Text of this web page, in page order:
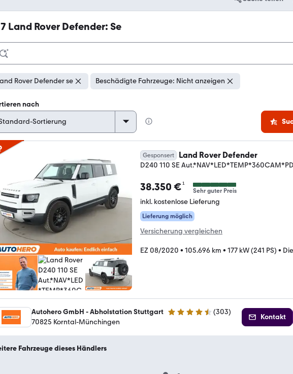
Land Rover Defender: Se
Rover Defender se Beschädigte Fahrzeuge: Nicht anzeigen
nach
Gesponsert Land Rover Defender
D240 110 SE
38.350 €¹
Sehr guter Preis
inkl. kostenlose Lieferung
Lieferung möglich
Versicherung vergleichen
EZ 08/2020 • 105.696 km • 177 kW (241 PS) •
Autohero GmbH - Abholstation Stuttgart 4.4 Sterne (303)
70825 Korntal-Münchingen
Kontakt
Fahrzeuge dieses Händlers